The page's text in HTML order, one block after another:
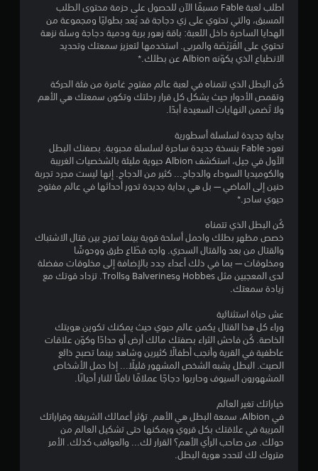
اطلب لعبة Fable مسبقًا الآن للحصول على حزمة محتوى الطلب
المسبق، والتي تحتوي على زي دجاجة قد يُعد بطوليًا ومجموعة من
الهدايا الساحرة داخل اللعبة: باقة زهور برية ودمية دجاجة وسلة نزهة
تحتوي على القُرَيْصَة والمربى. استخدمها لتعزيز سمعتك وتحديد
الانطباع الذي يكوّنه Albion عن بطلك.*
كُن البطل الذي تتمناه في لعبة عالم مفتوح غامرة من فئة الحركة
وتقمص الأدوار حيث يشكل كل قرار رحلتك وتكون سمعتك هي الأهم
ولا تُضمن النهايات السعيدة أبدًا.
بداية جديدة لسلسلة أسطورية
تعود Fable بنسخة جديدة ساحرة لسلسلة محبوبة. بصفتك البطل
الأول في جيل، استكشف Albion حيوية مليئة بالشخصيات الغريبة
والكوميديا السوداء والدجاج... كثير من الدجاج. إنها ليست مجرد تجربة
حنين إلى الماضي — بل هي بداية جديدة تدور أحداثها في عالم مفتوح
حيوي ساحر.*
كُن البطل الذي تتمناه
خصص مظهر بطلك واحمل أسلحة قوية بينما تمزج بين قتال الاشتباك
والقتال من بعد والقتال السحري. واجه قطّاع طرق ووحوشًا
ومخلوقات — بما في ذلك أعداء جدد بالإضافة إلى مخلوقات مفضلة
لدى المعجبين مثل Hobbes وBalverines وTrolls. تزداد قوتك مع
زيادة سمعتك.
عش حياة استثنائية
وراء كل هذا القتال يكمن عالم حيوي حيث يمكنك تكوين هويتك
الخاصة. كُن فاحش الثراء بصفتك مالك أرض أو حدادًا وكوّن علاقات
عاطفية في القرية وأنجب أطفالًا كثيرين وشاهد بينما تصبح ذائع
الصيت. البطل يشبه الشخص المشهور قليلًا... إذا حمل الأشخاص
المشهورون السيوف وحاربوا دجاجًا عملاقًا نافثًا للنار أحيانًا.
خياراتك تغير العالم
في Albion، سمعة البطل هي الأهم. تؤثر أعمالك الشريفة وقراراتك
المريبة في علاقتك بكل قروي ويمكنها حتى تشكيل العالم من
حولك. من صاحب الرأي الأهم؟ القرار لك... والعواقب كذلك. الأمر
متروك لك لتحدد هوية البطل.